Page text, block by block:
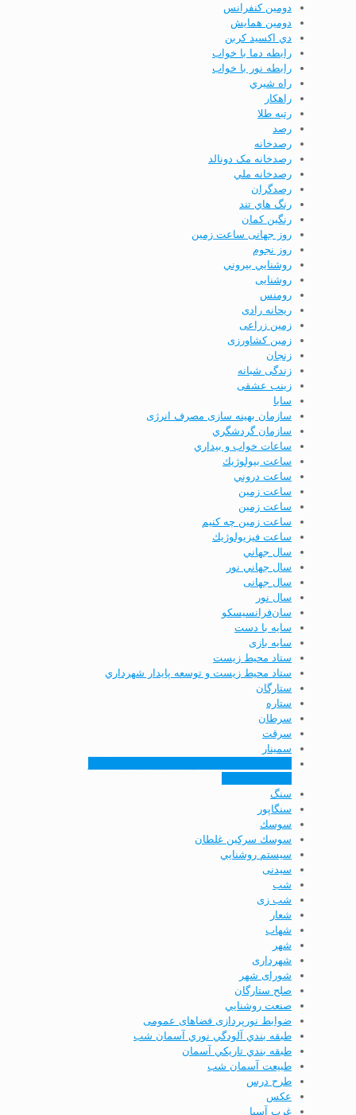
دومين كنفرانس
دومين همايش
دي اكسيد كربن
رابطه دما با خواب
رابطه نور با خواب
راه شيري
راهكار
رتبه طلا
رصد
رصدخانه
رصدخانه مک دونالد
رصدخانه ملي
رصدگران
رنگ هاي تند
رنگین کمان
روز جهانی ساعت زمین
روز نجوم
روشنايي بيروني
روشنایی
رومنس
ریحانه رادی
زمین زراعی
زمین کشاورزی
زنجان
زندگی شبانه
زینب عشقی
سابا
سازمان بهینه­ سازی مصرف انرژی
سازمان گردشگري
ساعات خواب و بيداري
ساعت بيولوژيك
ساعت دروني
ساعت زمين
ساعت زمین
ساعت زمین چه کنیم
ساعت فيزيولوژيك
سال جهاني
سال جهاني نور
سال جهانی
سال نور
سان‌فرانسیسکو
سایه با دست
سایه بازی
ستاد محيط زيست
ستاد محيط زيست و توسعه پايدار شهرداري
ستارگان
ستاره
سرطان
سرقت
سمینار
سنگ
سنگاپور
سوسك
سوسك سركين غلطان
سيستم روشنايي
سیدنی
شب
شب زی
شعار
شهاب
شهر
شهرداری
شورای شهر
صلح ستارگان
صنعت روشنايي
ضوابط نورپردازی فضاهای عمومی
طبقه بندي آلودگي نوري آسمان شب
طبقه بندي تاريكي آسمان
طبیعت آسمان شب
طرح درس
عكس
غرب آسیا